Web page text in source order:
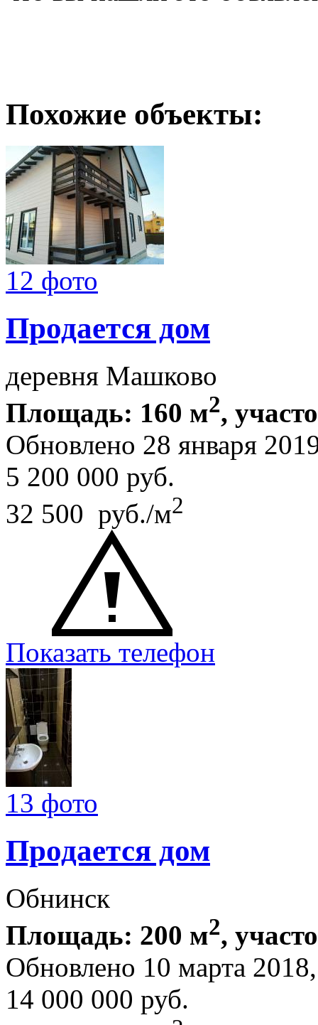
Похожие объекты:
12 фото
Продается дом
деревня Машково
Площадь: 160 м2,
Обновлено 28 января
5 200 000 руб.
32 500 руб./м2
Показать телефон
13 фото
Продается дом
Обнинск
Площадь: 200 м2,
Обновлено 10 марта
14 000 000 руб.